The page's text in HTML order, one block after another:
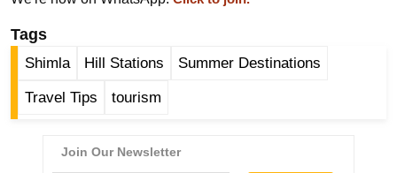
ड
हॉ
वु
Tags
Shimla Hill Stations Summer Destinations
Travel Tips tourism